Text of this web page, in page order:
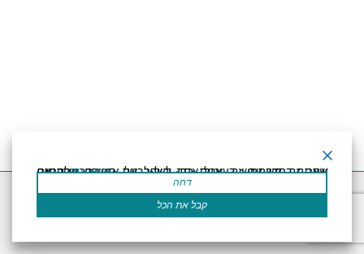
Accessibility Statement Regulation Powered by
אתר זה משתמש בעוגיות כדי לשפר את החוויה שלך.נניח שאתה בסדר עם זה, אבל אתה יכול לבטל את הסכמתך אם תרצה. קרא עוד
דחה
קבל את הכל